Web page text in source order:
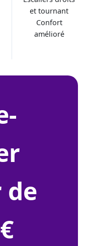
et tournant
Confort
amélioré